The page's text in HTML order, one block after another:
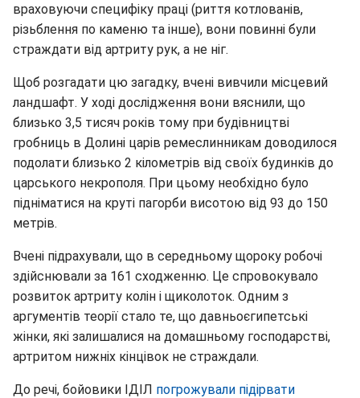
враховуючи специфіку праці (риття котлованів,
різьблення по каменю та інше), вони повинні були
страждати від артриту рук, а не ніг.
Щоб розгадати цю загадку, вчені вивчили місцевий
ландшафт. У ході дослідження вони вяснили, що
близько 3,5 тисяч років тому при будівництві
гробниць в Долині царів ремеслинникам доводилося
подолати близько 2 кілометрів від своїх будинків до
царського некрополя. При цьому необхідно було
підніматися на круті пагорби висотою від 93 до 150
метрів.
Вчені підрахували, що в середньому щороку робочі
здійснювали за 161 сходженню. Це спровокувало
розвиток артриту колін і щиколоток. Одним з
аргументів теорії стало те, що давньоєгипетські
жінки, які залишалися на домашньому господарстві,
артритом нижніх кінцівок не страждали.
До речі, бойовики ІДІЛ погрожували підірвати